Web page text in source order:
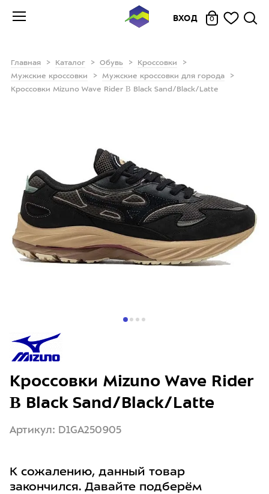
ВХОД 0
Главная Каталог Обувь
Кроссовки
Мужские кроссовки
Мужские кроссовки для города
Кроссовки Mizuno Wave Rider Β Black Sand/Black/Latte
Кроссовки Mizuno Wave Rider
Β Black Sand/Black/Latte
Артикул: D1GA250905
К сожалению, данный товар
закончился. Давайте подберём